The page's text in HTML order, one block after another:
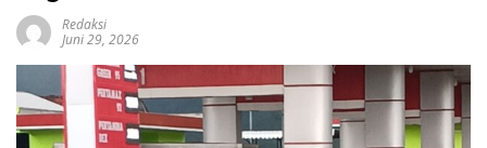
Redaksi
Juni 29, 2026